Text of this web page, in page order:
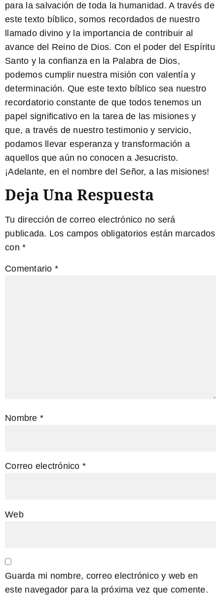
para la salvación de toda la humanidad. A través de
este texto bíblico, somos recordados de nuestro
llamado divino y la importancia de contribuir al
avance del Reino de Dios. Con el poder del Espíritu
Santo y la confianza en la Palabra de Dios,
podemos cumplir nuestra misión con valentía y
determinación. Que este texto bíblico sea nuestro
recordatorio constante de que todos tenemos un
papel significativo en la tarea de las misiones y
que, a través de nuestro testimonio y servicio,
podamos llevar esperanza y transformación a
aquellos que aún no conocen a Jesucristo.
¡Adelante, en el nombre del Señor, a las misiones!
Deja Una Respuesta
Tu dirección de correo electrónico no será
publicada. Los campos obligatorios están marcados
con *
Comentario *
Nombre *
Correo electrónico *
Web
Guarda mi nombre, correo electrónico y web en
este navegador para la próxima vez que comente.